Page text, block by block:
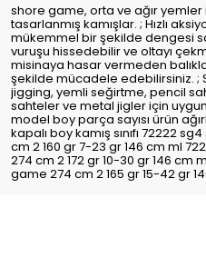
shore game, orta ve ağır yemler
tasarlanmış kamışlar. ; Hızlı
mükemmel bir şekilde dengesi
vuruşu hissedebilir ve oltayı
misinaya hasar vermeden
şekilde mücadele edebilirsiniz. ;
jigging, yemli seğirtme, pencil
sahteler ve metal jigler için
model boy parça sayısı ürün
kapalı boy kamış sınıfı 72222
cm 2 160 gr 7-23 gr 146 cm ml
274 cm 2 172 gr 10-30 gr 146 cm
game 274 cm 2 165 gr 15-42 gr